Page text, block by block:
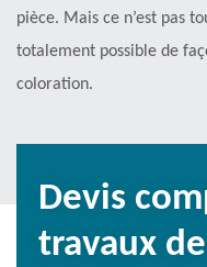
pièce. Mais ce n’est pas
totalement possible de
coloration.
Devis
travaux